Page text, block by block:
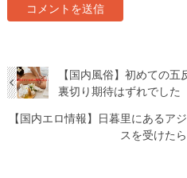
【国内風俗】初めての
裏切り期待はずれでした
【国内エロ情報】日暮里にあるア
スを受けた